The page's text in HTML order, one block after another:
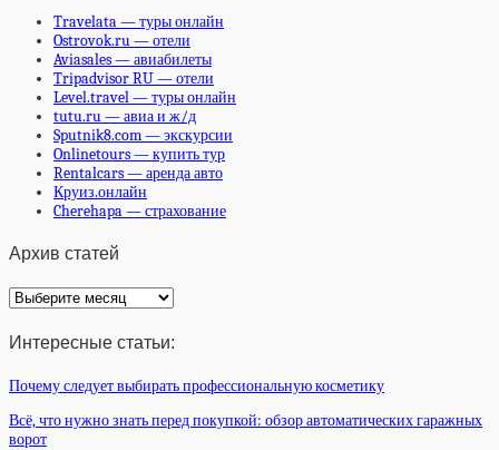
Travelata — туры онлайн
Ostrovok.ru — отели
Aviasales — авиабилеты
Tripadvisor RU — отели
Level.travel — туры онлайн
tutu.ru — авиа и ж/д
Sputnik8.com — экскурсии
Onlinetours — купить тур
Rentalcars — аренда авто
Круиз.онлайн
Cherehapa — страхование
Архив статей
Архив
статей
Интересные статьи:
Почему следует выбирать профессиональную косметику
Всё, что нужно знать перед покупкой: обзор автоматических гаражных
ворот